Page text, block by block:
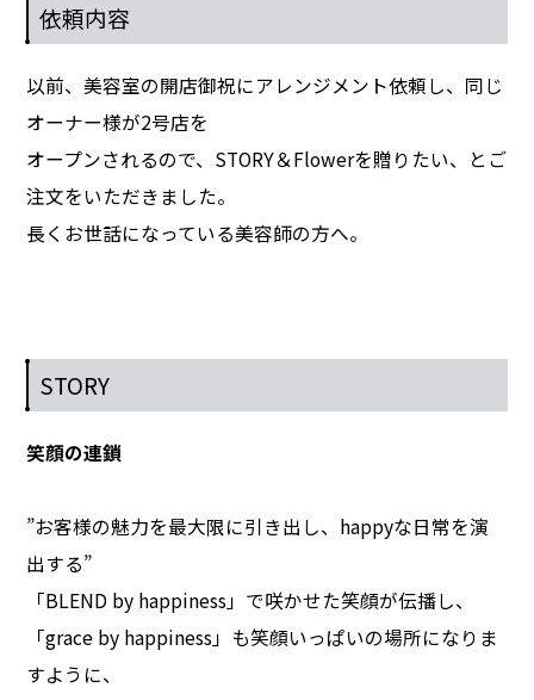
依頼内容
以前、美容室の開店御祝にアレンジメント依頼し、同じ
オーナー様が2号店を
オープンされるので、STORY＆Flowerを贈りたい、とご
注文をいただきました。
長くお世話になっている美容師の方へ。
STORY
笑顔の連鎖
”お客様の魅力を最大限に引き出し、happyな日常を演
出する”
「BLEND by happiness」で咲かせた笑顔が伝播し、
「grace by happiness」も笑顔いっぱいの場所になりま
すように、